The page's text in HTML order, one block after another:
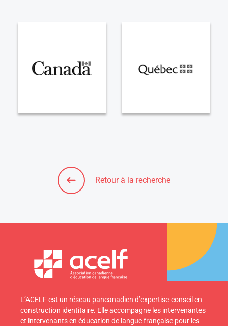
Retour à la recherche
L’ACELF est un réseau pancanadien d’expertise-conseil en
construction identitaire. Elle accompagne les intervenantes
et intervenants en éducation de langue française pour les